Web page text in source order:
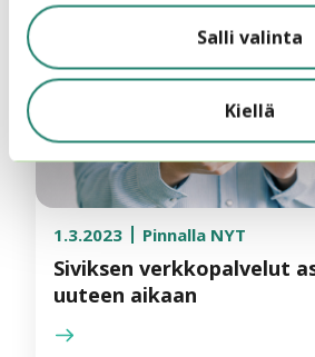
Salli valinta
Kiellä
1.3.2023 Pinnalla NYT
Siviksen verkkopalvelut
uuteen aikaan